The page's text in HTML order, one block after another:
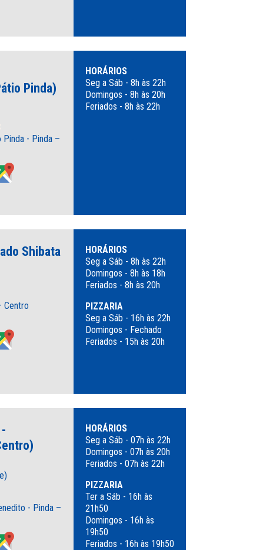
Pinda)
- Pinda –
HORÁRIOS
Seg a Sáb - 8h às 22h
Domingos - 8h às 20h
Feriados - 8h às 22h
Shibata
Centro
HORÁRIOS
Seg a Sáb - 8h às 22h
Domingos - 8h às 18h
Feriados - 8h às 20h
PIZZARIA
Seg a Sáb - 16h às 22h
Domingos - Fechado
Feriados - 15h às 20h
- Pinda –
HORÁRIOS
Seg a Sáb - 07h às 22h
Domingos - 07h às 20h
Feriados - 07h às 22h
PIZZARIA
Ter a Sáb - 16h às
21h50
Domingos - 16h às
19h50
Feriados - 16h às 19h50